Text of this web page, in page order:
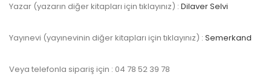
Yazar (yazarın diğer kitapları için tıklayınız) : Dilaver Selvi
Yayınevi (yayınevinin diğer kitapları için tıklayınız) : Semerkand
Veya telefonla sipariş için : 04 78 52 39 78